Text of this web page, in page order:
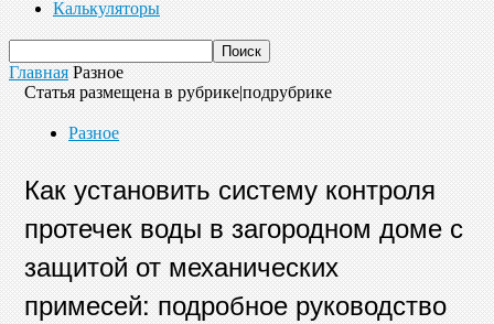
Калькуляторы
Главная Разное
Статья размещена в рубрике|подрубрике
Разное
Как установить систему контроля
протечек воды в загородном доме с
защитой от механических
примесей: подробное руководство